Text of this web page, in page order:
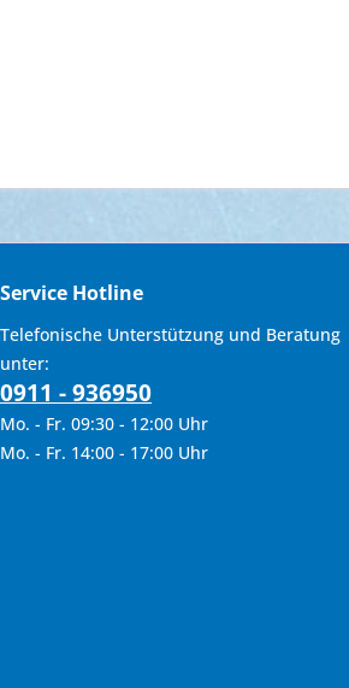
Service Hotline
Telefonische Unterstützung und Beratung
unter:
0911 - 936950
Mo. - Fr. 09:30 - 12:00 Uhr
Mo. - Fr. 14:00 - 17:00 Uhr